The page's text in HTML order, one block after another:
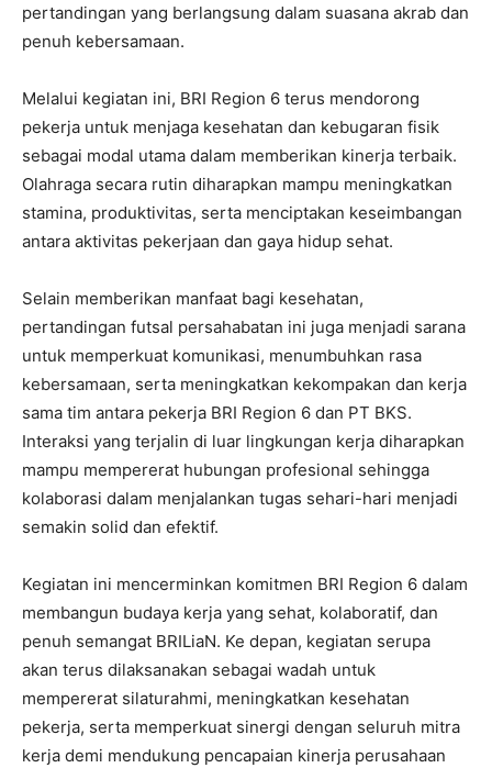
pertandingan yang berlangsung dalam suasana akrab dan
penuh kebersamaan.
Melalui kegiatan ini, BRI Region 6 terus mendorong
pekerja untuk menjaga kesehatan dan kebugaran fisik
sebagai modal utama dalam memberikan kinerja terbaik.
Olahraga secara rutin diharapkan mampu meningkatkan
stamina, produktivitas, serta menciptakan keseimbangan
antara aktivitas pekerjaan dan gaya hidup sehat.
Selain memberikan manfaat bagi kesehatan,
pertandingan futsal persahabatan ini juga menjadi sarana
untuk memperkuat komunikasi, menumbuhkan rasa
kebersamaan, serta meningkatkan kekompakan dan kerja
sama tim antara pekerja BRI Region 6 dan PT BKS.
Interaksi yang terjalin di luar lingkungan kerja diharapkan
mampu mempererat hubungan profesional sehingga
kolaborasi dalam menjalankan tugas sehari-hari menjadi
semakin solid dan efektif.
Kegiatan ini mencerminkan komitmen BRI Region 6 dalam
membangun budaya kerja yang sehat, kolaboratif, dan
penuh semangat BRILiaN. Ke depan, kegiatan serupa
akan terus dilaksanakan sebagai wadah untuk
mempererat silaturahmi, meningkatkan kesehatan
pekerja, serta memperkuat sinergi dengan seluruh mitra
kerja demi mendukung pencapaian kinerja perusahaan